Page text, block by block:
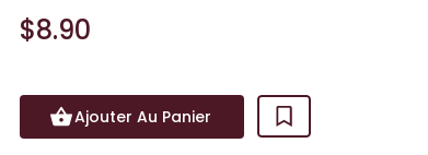
$8.90
Ajouter Au Panier